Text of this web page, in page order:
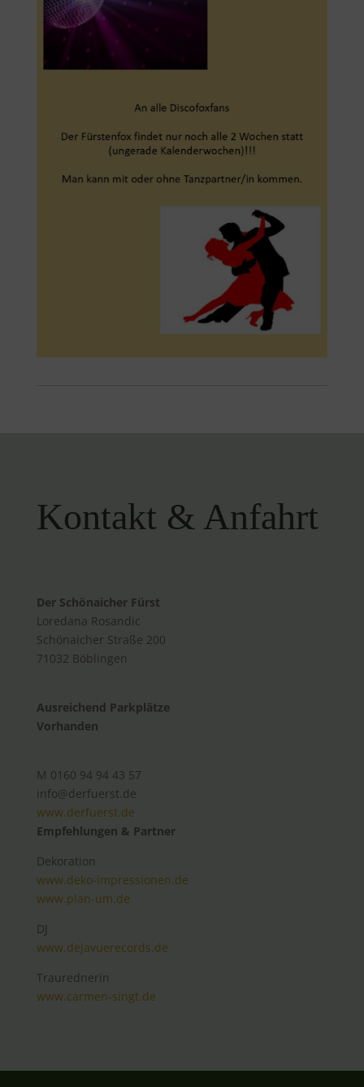
Kontakt & Anfahrt
Der Schönaicher Fürst
Loredana Rosandic
Schönaicher Straße 200
71032 Böblingen
Ausreichend Parkplätze
Vorhanden
M 0160 94 94 43 57
info@derfuerst.de
www.derfuerst.de
Empfehlungen & Partner
Dekoration
www.deko-impressionen.de
www.plan-um.de
DJ
www.dejavuerecords.de
Traurednerin
www.carmen-singt.de